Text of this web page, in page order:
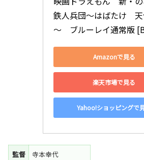
鉄人兵団～はばたけ　
～　ブルーレイ通常版
Amazonで見る
楽天市場で見る
Yahoo!ショッピングで
監督
寺本幸代